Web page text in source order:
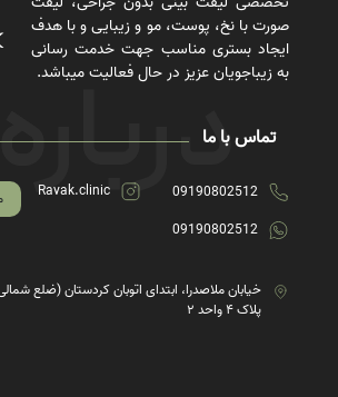
صورت با نخ، پوست، مو و زیبایی و با هدف
ایجاد بستری مناسب جهت خدمت رسانی
به زیباجویان عزیز در حال فعالیت میباشد.
تماس با ما
09190802512
09190802512
Ravak.clinic
خیابان ملاصدرا، ابتدای اتوبان کردستان (ضلع
پلاک ۴ واحد ۲